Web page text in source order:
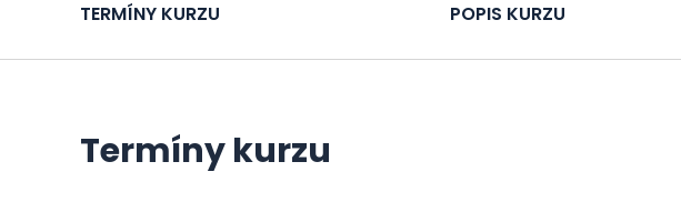
TERMÍNY KURZU POPIS KURZU
Termíny kurzu